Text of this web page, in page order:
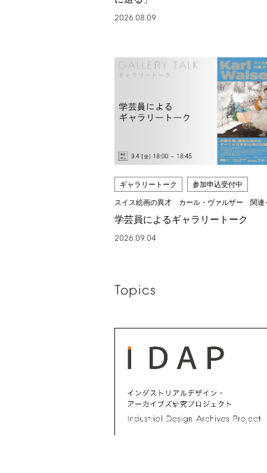
2026.08.09
ギャラリートーク 参加申込受付中
スイス絵画の異才 カール・ヴァルザー 関連
学芸員によるギャラリートーク
2026.09.04
Topics